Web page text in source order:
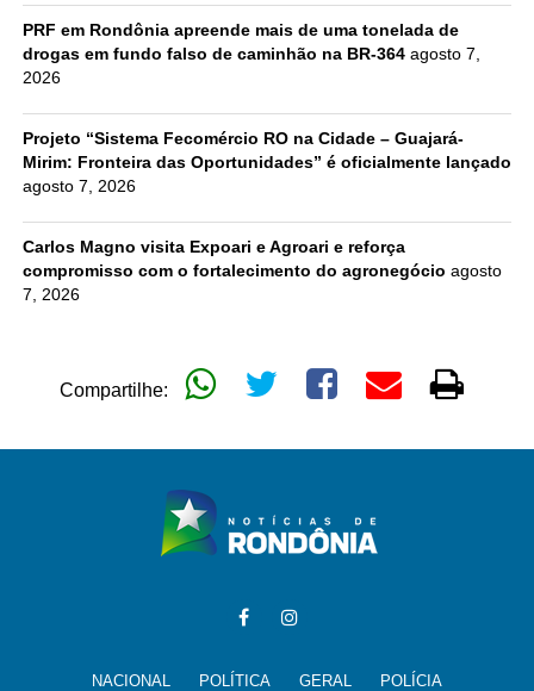
PRF em Rondônia apreende mais de uma tonelada de
drogas em fundo falso de caminhão na BR-364 agosto 7,
2026
Projeto “Sistema Fecomércio RO na Cidade – Guajará-
Mirim: Fronteira das Oportunidades” é oficialmente lançado
agosto 7, 2026
Carlos Magno visita Expoari e Agroari e reforça
compromisso com o fortalecimento do agronegócio agosto
7, 2026
Compartilhe:
NACIONAL POLÍTICA GERAL POLÍCIA